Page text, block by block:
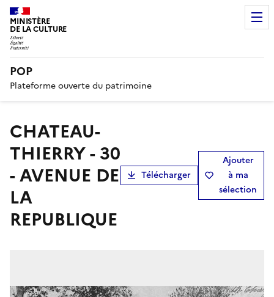
MINISTÈRE
DE LA CULTURE
POP
Plateforme ouverte du patrimoine
CHATEAU-
THIERRY - 30
- AVENUE DE
LA
REPUBLIQUE
Télécharger
Ajouter
à ma
sélection